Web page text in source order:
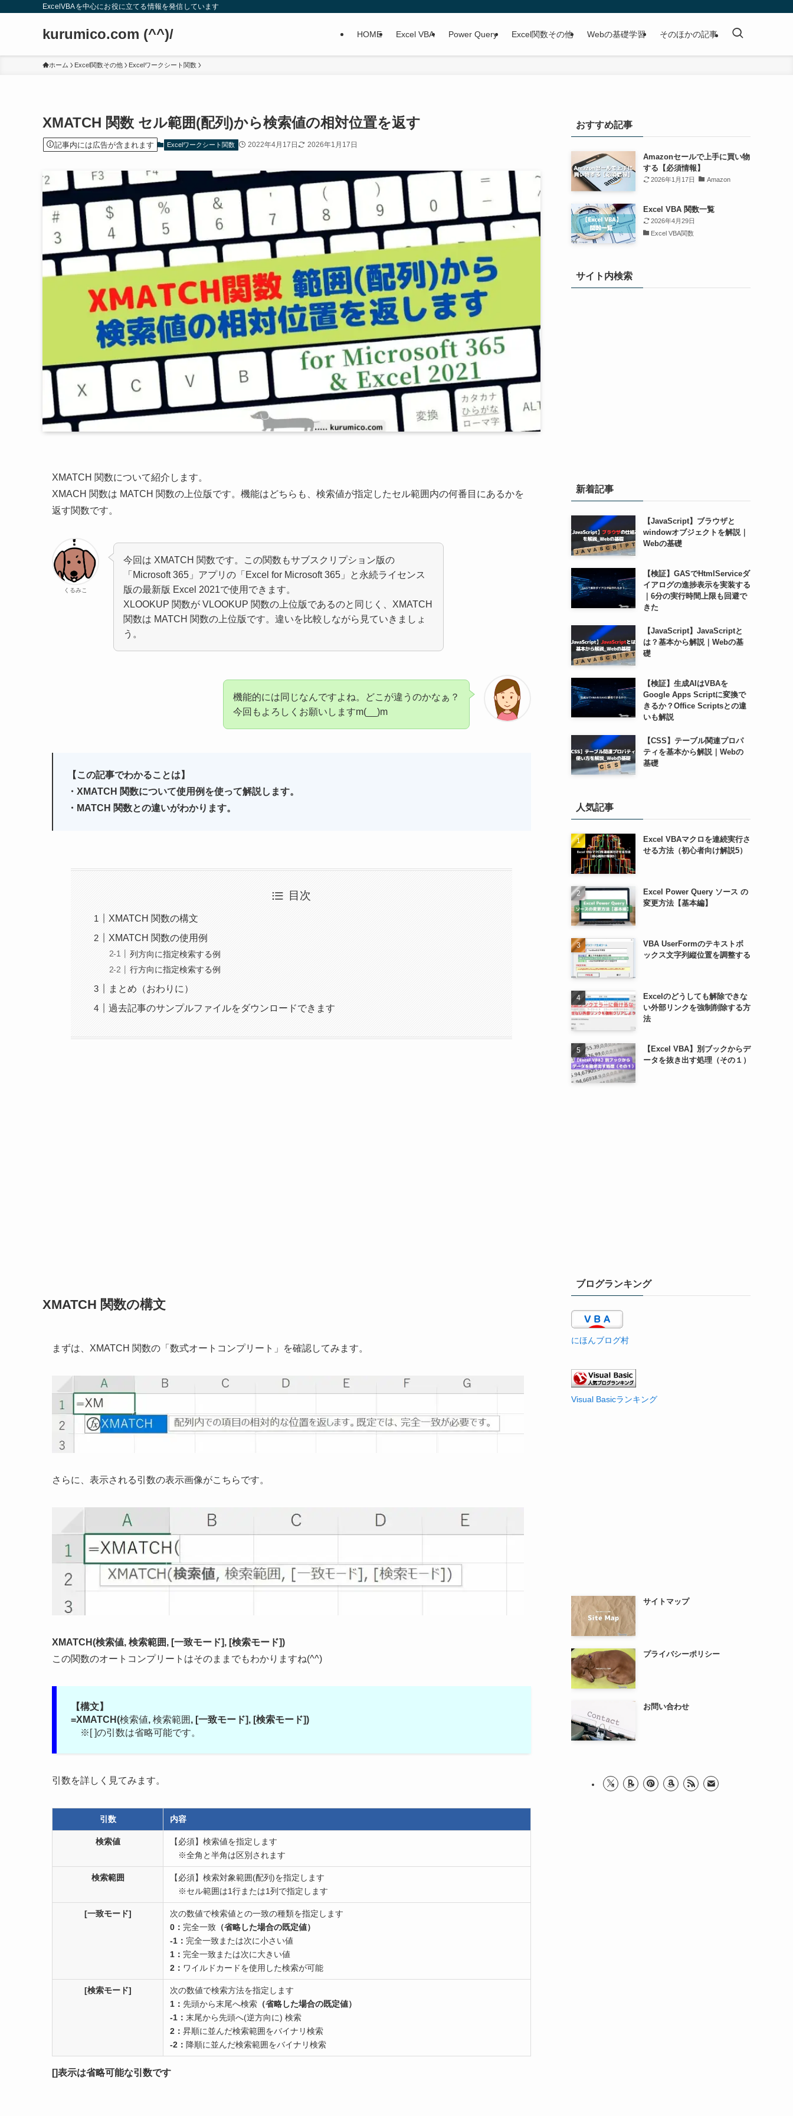
ExcelVBAを中心にお役に立てる情報を発信しています
kurumico.com (^^)/ HOME Excel VBA Power Query Excel関数その他 Webの基礎学習 そのほかの記事
ホーム Excel関数その他 Excelワークシート関数
XMATCH 関数 セル範囲(配列)から検索値の相対位置を返す
記事内には広告が含まれます Excelワークシート関数 2022年4月17日 2026年1月17日
XMATCH 関数について紹介します。
XMACH 関数は MATCH 関数の上位版です。機能はどちらも、検索値が指定したセル範囲内の何番目にあるかを
返す関数です。
くるみこ
今回は XMATCH 関数です。この関数もサブスクリプション版の
「Microsoft 365」アプリの「Excel for Microsoft 365」と永続ライセンス
版の最新版 Excel 2021で使用できます。
XLOOKUP 関数が VLOOKUP 関数の上位版であるのと同じく、XMATCH
関数は MATCH 関数の上位版です。違いを比較しながら見ていきましょ
う。
機能的には同じなんですよね。どこが違うのかなぁ？
今回もよろしくお願いしますm(__)m
【この記事でわかることは】
・XMATCH 関数について使用例を使って解説します。
・MATCH 関数との違いがわかります。
目次
XMATCH 関数の構文
XMATCH 関数の使用例
列方向に指定検索する例
行方向に指定検索する例
まとめ（おわりに）
過去記事のサンプルファイルをダウンロードできます
XMATCH 関数の構文
まずは、XMATCH 関数の「数式オートコンプリート」を確認してみます。
さらに、表示される引数の表示画像がこちらです。
XMATCH(検索値, 検索範囲, [一致モード], [検索モード])
この関数のオートコンプリートはそのままでもわかりますね(^^)
【構文】
=XMATCH(検索値, 検索範囲 , [一致モード], [検索モード])
※[ ]の引数は省略可能です。
引数を詳しく見てみます。
引数 内容
検索値 【必須】 検索値を指定します
※全角と半角は区別されます
検索範囲 【必須】 検索対象範囲(配列)を指定します
※セル範囲は1行または1列で指定します
[一致モード]
次の数値で検索値との一致の種類を指定します
0： 完全一致（省略した場合の既定値）
-1： 完全一致または次に小さい値
1： 完全一致または次に大きい値
2： ワイルドカードを使用した検索が可能
[検索モード]
次の数値で検索方法を指定します
1： 先頭から末尾へ検索（省略した場合の既定値）
-1： 末尾から先頭へ(逆方向に) 検索
2： 昇順に並んだ検索範囲をバイナリ検索
-2： 降順に並んだ検索範囲をバイナリ検索
[]表示は省略可能な引数です
おすすめ記事
Amazonセールで上手に買い物
する【必須情報】
2026年1月17日 Amazon
Excel VBA 関数一覧
2026年4月29日
Excel VBA関数
サイト内検索
新着記事
【JavaScript】ブラウザと
windowオブジェクトを解説｜
Webの基礎
【検証】GASでHtmlServiceダ
イアログの進捗表示を実装する
｜6分の実行時間上限も回避で
きた
【JavaScript】JavaScriptと
は？基本から解説｜Webの基
礎
【検証】生成AIはVBAを
Google Apps Scriptに変換で
きるか？Office Scriptsとの違
いも解説
【CSS】テーブル関連プロパ
ティを基本から解説｜Webの
基礎
人気記事
Excel VBAマクロを連続実行さ
せる方法（初心者向け解説5）
Excel Power Query ソース の
変更方法【基本編】
VBA UserFormのテキストボ
ックス文字列縦位置を調整する
Excelのどうしても解除できな
い外部リンクを強制削除する方
法
【Excel VBA】別ブックからデ
ータを抜き出す処理（その１）
ブログランキング
にほんブログ村
Visual Basicランキング
サイトマップ
プライバシーポリシー
お問い合わせ